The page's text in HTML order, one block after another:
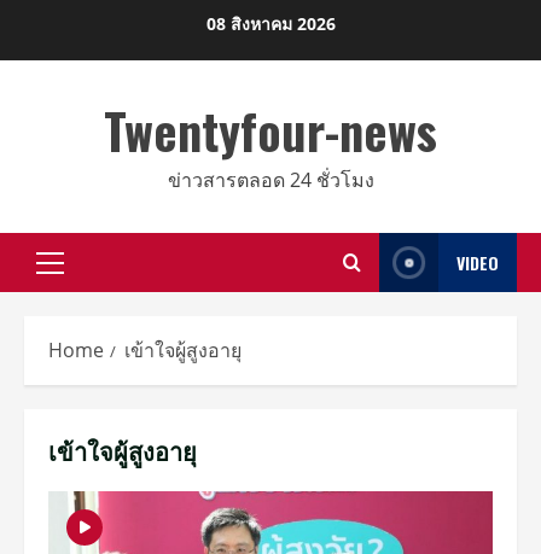
08 สิงหาคม 2026
Twentyfour-news
ข่าวสารตลอด 24 ชั่วโมง
Primary
VIDEO
Home เข้าใจผู้สูงอายุ
เข้าใจผู้สูงอายุ